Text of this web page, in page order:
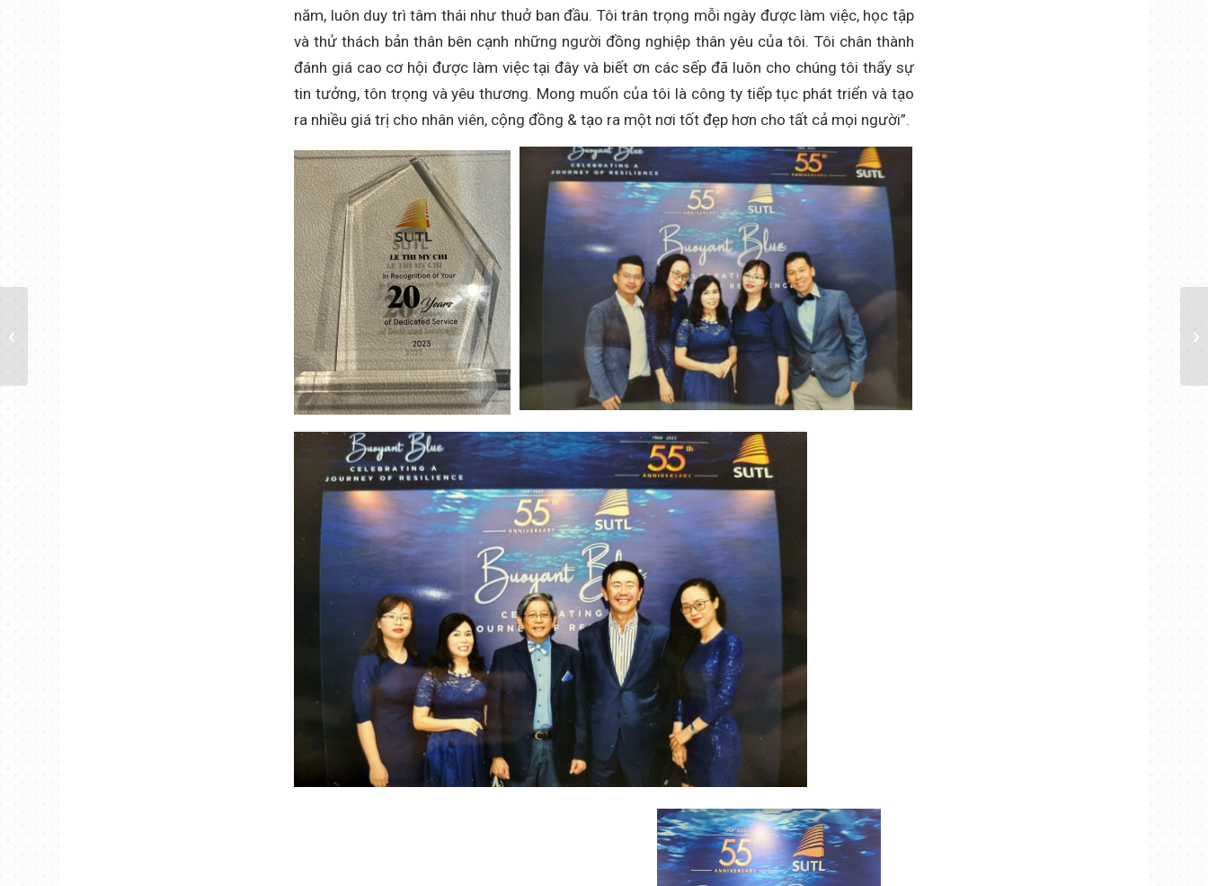
năm, luôn duy trì tâm thái như thuở ban đầu. Tôi trân trọng mỗi ngày được làm việc, học tập
và thử thách bản thân bên cạnh những người đồng nghiệp thân yêu của tôi. Tôi chân thành
đánh giá cao cơ hội được làm việc tại đây và biết ơn các sếp đã luôn cho chúng tôi thấy sự
tin tưởng, tôn trọng và yêu thương. Mong muốn của tôi là công ty tiếp tục phát triển và tạo
ra nhiều giá trị cho nhân viên, cộng đồng & tạo ra một nơi tốt đẹp hơn cho tất cả mọi người”.